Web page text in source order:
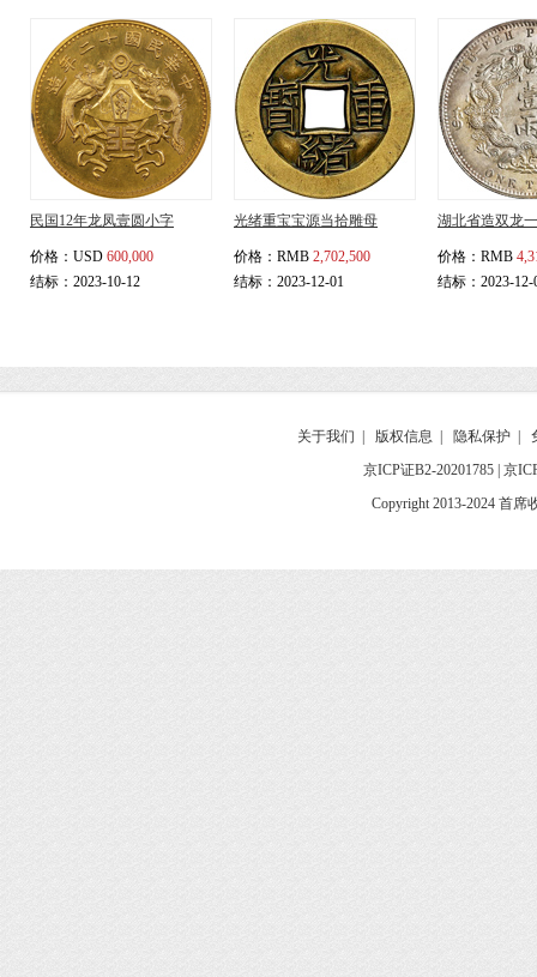
民国12年龙凤壹圆小字
价格： USD 600,000
结标：2023-10-12
光绪重宝宝源当拾雕母
价格： RMB 2,702,500
结标：2023-12-01
湖北省造双龙
价格： RMB
结标：2023-12-
关于我们 版权信息 隐私保护
京ICP证B2-20201785 京
Copyright 2013-2024 首席